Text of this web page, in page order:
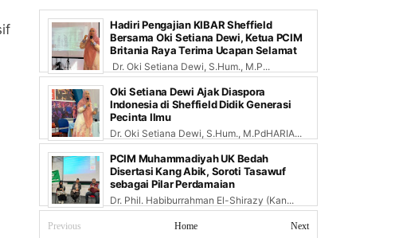
Hadiri Pengajian KIBAR Sheffield
Bersama Oki Setiana Dewi, Ketua PCIM
Britania Raya Terima Ucapan Selamat
Dr. Oki Setiana Dewi, S.Hum., M.P...
Oki Setiana Dewi Ajak Diaspora
Indonesia di Sheffield Didik Generasi
Pecinta Ilmu
Dr. Oki Setiana Dewi, S.Hum., M.PdHARIA...
PCIM Muhammadiyah UK Bedah
Disertasi Kang Abik, Soroti Tasawuf
sebagai Pilar Perdamaian
Dr. Phil. Habiburrahman El-Shirazy (Kan...
Previous Next
Home